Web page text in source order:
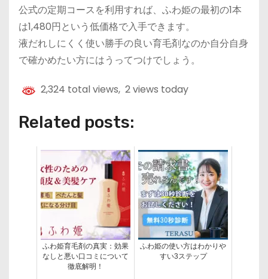
公式の定期コースを利用すれば、ふわ姫の最初の1本
は1,480円という低価格で入手できます。
液だれしにくく使い勝手の良い育毛剤なのか自分自身
で確かめたい方にはうってつけでしょう。
2,324 total views, 2 views today
Related posts:
ふわ姫育毛剤の真実：効果
なしと悪い口コミについて
徹底解明！
ふわ姫の使い方はわかりや
すい3ステップ